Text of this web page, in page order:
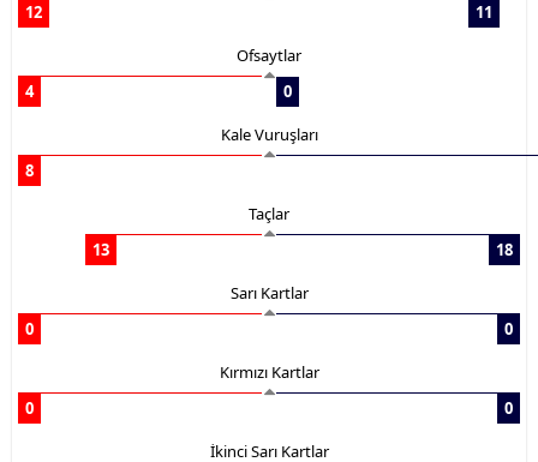
12
11
Ofsaytlar
4
0
Kale Vuruşları
8
Taçlar
13
18
Sarı Kartlar
0
0
Kırmızı Kartlar
0
0
İkinci Sarı Kartlar